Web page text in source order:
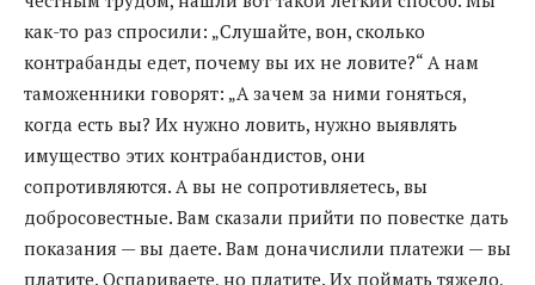
как-то раз спросили: „Слушайте, вон, сколько
контрабанды едет, почему вы их не ловите?“ А нам
таможенники говорят: „А зачем за ними гоняться,
когда есть вы? Их нужно ловить, нужно выявлять
имущество этих контрабандистов, они
сопротивляются. А вы не сопротивляетесь, вы
добросовестные. Вам сказали прийти по повестке дать
показания — вы даете. Вам доначислили платежи — вы
платите. Оспариваете, но платите. Их поймать тяжело,